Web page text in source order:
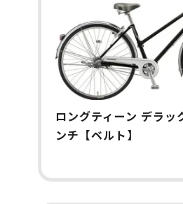
ロングティーン デラッ
ンチ【ベルト】